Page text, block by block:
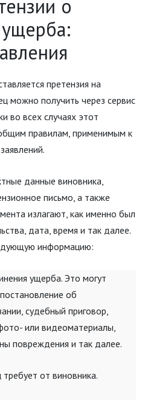
о
претензия на
можно получить через сервис
во всех случаях этот
правилам, применимым к
данные виновника,
письмо, а также
излагают, как именно был
дата, время и так далее.
информацию:
ущерба. Это могут
об
судебный приговор,
или видеоматериалы,
повреждения и так далее.
от виновника.